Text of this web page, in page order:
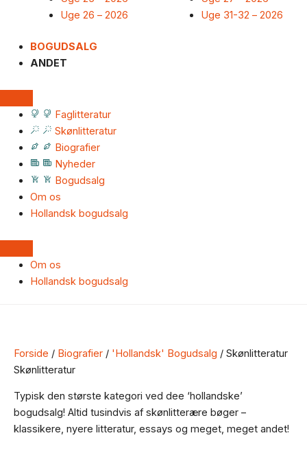
Uge 26 – 2026
Uge 31-32 – 2026
BOGUDSALG
ANDET
Faglitteratur
Skønlitteratur
Biografier
Nyheder
Bogudsalg
Om os
Hollandsk bogudsalg
Om os
Hollandsk bogudsalg
Forside / Biografier / 'Hollandsk' Bogudsalg / Skønlitteratur
Skønlitteratur
Typisk den største kategori ved dee ‘hollandske’
bogudsalg! Altid tusindvis af skønlitterære bøger –
klassikere, nyere litteratur, essays og meget, meget andet!